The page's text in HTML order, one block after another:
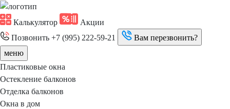
Калькулятор
Акции
Позвонить +7 (995) 222-59-21
Вам перезвонить?
меню
Пластиковые окна
Остекление балконов
Отделка балконов
Окна в дом